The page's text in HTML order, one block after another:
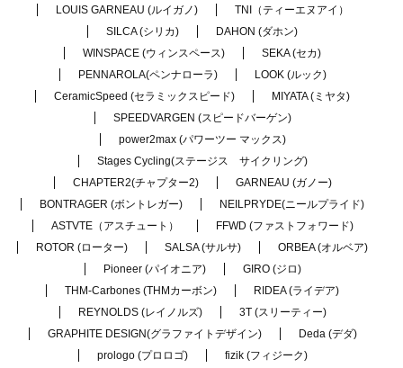
LOUIS GARNEAU (ルイガノ)
TNI（ティーエヌアイ）
SILCA (シリカ)
DAHON (ダホン)
WINSPACE (ウィンスペース)
SEKA (セカ)
PENNAROLA(ペンナローラ)
LOOK (ルック)
CeramicSpeed (セラミックスピード)
MIYATA (ミヤタ)
SPEEDVARGEN (スピードバーゲン)
power2max (パワーツー マックス)
Stages Cycling(ステージス サイクリング)
CHAPTER2(チャプター2)
GARNEAU (ガノー)
BONTRAGER (ボントレガー)
NEILPRYDE(ニールプライド)
ASTVTE（アスチュート）
FFWD (ファストフォワード)
ROTOR (ローター)
SALSA (サルサ)
ORBEA (オルベア)
Pioneer (パイオニア)
GIRO (ジロ)
THM-Carbones (THMカーボン)
RIDEA (ライデア)
REYNOLDS (レイノルズ)
3T (スリーティー)
GRAPHITE DESIGN(グラファイトデザイン)
Deda (デダ)
prologo (プロロゴ)
fizik (フィジーク)